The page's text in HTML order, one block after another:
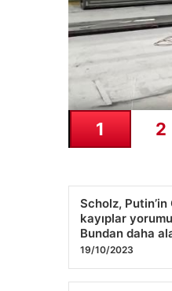
1 2
Scholz, Putin’in
kayıplar
Bundan daha
19/10/2023